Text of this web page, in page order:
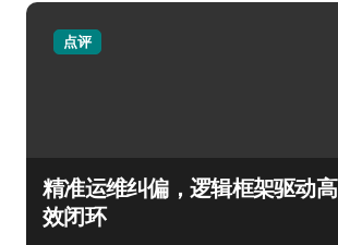
点评
精准运维纠偏，逻辑框架驱动高
效闭环